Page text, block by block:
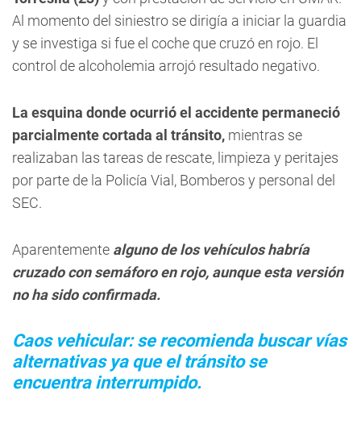
Al momento del siniestro se dirigía a iniciar la guardia
y se investiga si fue el coche que cruzó en rojo. El
control de alcoholemia arrojó resultado negativo.
La esquina donde ocurrió el accidente permaneció
parcialmente cortada al tránsito, mientras se
realizaban las tareas de rescate, limpieza y peritajes
por parte de la Policía Vial, Bomberos y personal del
SEC.
Aparentemente alguno de los vehículos habría
cruzado con semáforo en rojo, aunque esta versión
no ha sido confirmada.
Caos vehicular: se recomienda buscar vías
alternativas ya que el tránsito se
encuentra interrumpido.